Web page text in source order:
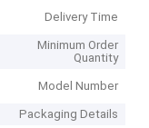
Delivery Time
Minimum Order
Quantity
Model Number
Packaging Details